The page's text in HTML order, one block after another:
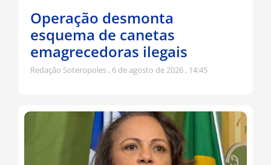
Operação desmonta
esquema de canetas
emagrecedoras ilegais
Redação Soteropoles 6 de agosto de 2026 14:45